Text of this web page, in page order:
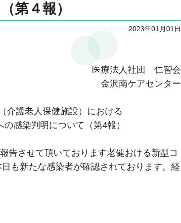
第４報）
2023年01月01日
医療法人社団 仁智会
金沢南ケアセンター
介護老人保健施設）における
感染判明について（第4報）
告させて頂いております老健おける新型コ
も新たな感染者が確認されております。経